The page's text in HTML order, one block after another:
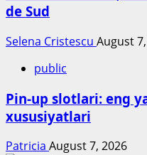
de Sud
Selena Cristescu August
public
Pin-up slotlari: eng
xususiyatlari
Patricia August 7, 2026